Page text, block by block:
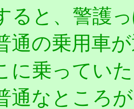
ると、警護
通の乗用車
に乗ってい
通なところ